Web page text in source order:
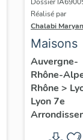
Dossier
Réalisé par
Chalabi
Maisons
Auvergne-
Rhône-
Rhône >
Lyon 7e